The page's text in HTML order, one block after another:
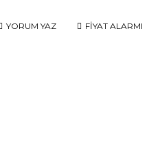
YORUM YAZ FİYAT ALARMI